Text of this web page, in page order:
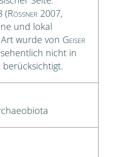
(Rößner 2007,
und lokal
wurde von Geiser
nicht in